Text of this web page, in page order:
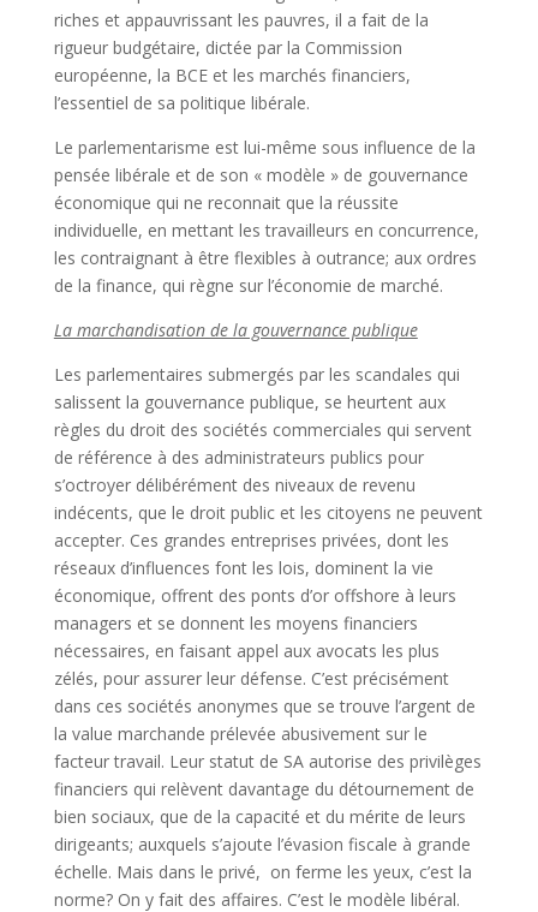
riches et appauvrissant les pauvres, il a fait de la
rigueur budgétaire, dictée par la Commission
européenne, la BCE et les marchés financiers,
l’essentiel de sa politique libérale.
Le parlementarisme est lui-même sous influence de la
pensée libérale et de son « modèle » de gouvernance
économique qui ne reconnait que la réussite
individuelle, en mettant les travailleurs en concurrence,
les contraignant à être flexibles à outrance; aux ordres
de la finance, qui règne sur l’économie de marché.
La marchandisation de la gouvernance publique
Les parlementaires submergés par les scandales qui
salissent la gouvernance publique, se heurtent aux
règles du droit des sociétés commerciales qui servent
de référence à des administrateurs publics pour
s’octroyer délibérément des niveaux de revenu
indécents, que le droit public et les citoyens ne peuvent
accepter. Ces grandes entreprises privées, dont les
réseaux d’influences font les lois, dominent la vie
économique, offrent des ponts d’or offshore à leurs
managers et se donnent les moyens financiers
nécessaires, en faisant appel aux avocats les plus
zélés, pour assurer leur défense. C’est précisément
dans ces sociétés anonymes que se trouve l’argent de
la value marchande prélevée abusivement sur le
facteur travail. Leur statut de SA autorise des privilèges
financiers qui relèvent davantage du détournement de
bien sociaux, que de la capacité et du mérite de leurs
dirigeants; auxquels s’ajoute l’évasion fiscale à grande
échelle. Mais dans le privé, on ferme les yeux, c’est la
norme? On y fait des affaires. C’est le modèle libéral.